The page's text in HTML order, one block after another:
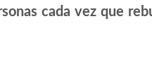
cada vez que